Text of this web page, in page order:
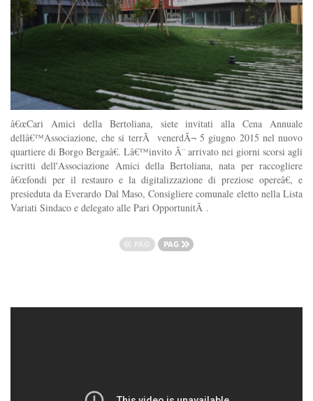
â€œCari Amici della Bertoliana, siete invitati alla Cena Annuale
dellâ€™Associazione, che si terrÃ venerdÃ¬ 5 giugno 2015 nel nuovo
quartiere di Borgo Bergaâ€. Lâ€™invito Ã¨ arrivato nei giorni scorsi agli
iscritti dell'Associazione Amici della Bertoliana, nata per raccogliere
â€œfondi per il restauro e la digitalizzazione di preziose opereâ€, e
presieduta da Everardo Dal Maso, Consigliere comunale eletto nella Lista
Variati Sindaco e delegato alle Pari OpportunitÃ .